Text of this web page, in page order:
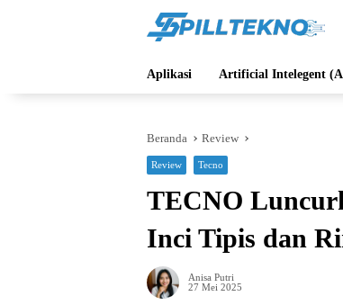
Aplikasi Artificial Intelegent
Beranda Review
Review Tecno
TECNO
Inci Tipis dan
Anisa Putri
27 Mei 2025